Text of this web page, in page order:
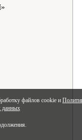
файлов cookie и
данных